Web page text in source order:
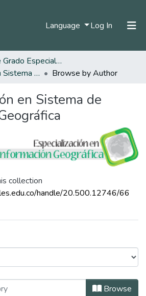
Language Log In (current)
All of DSpace
Trabajos de Grado Especializaciones
Especialización en Sistema de Información Geográfica
Browse by Author
en Sistema de
collection
handle/20.500.12746/66
en Browse